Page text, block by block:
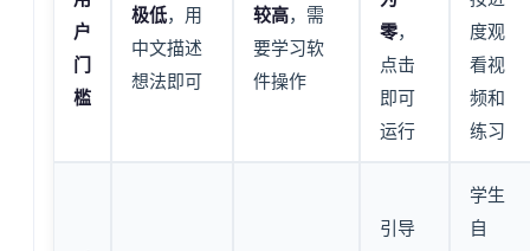
户
门
槛
极低，用
中文描述
想法即可
较高，需
要学习软
件操作
零，
点击
即可
运行
度观
看视
频和
练习
引导
学生
自